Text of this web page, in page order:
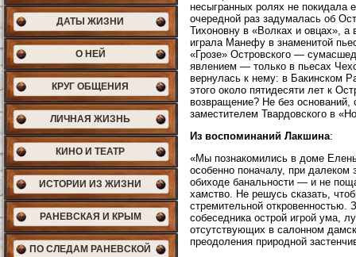
ДАТЫ ЖИЗНИ
О НЕЙ
КРУГ ОБЩЕНИЯ
ЛИЧНАЯ ЖИЗНЬ
КИНО И ТЕАТР
ИСТОРИИ ИЗ ЖИЗНИ
РАНЕВСКАЯ И КРЫМ
ПО СЛЕДАМ РАНЕВСКОЙ
несыгранных ролях не покидала
очередной раз задумалась об
Тихоновну в «Волках и овцах»,
играла Манефу в знаменитой
«Грозе» Островского —
явлением — только в пьесах
вернулась к нему: в Бакинском
этого около пятидесяти лет к
возвращение? Не без
заместителем Твардовского в
Из воспоминаний Лакшина:
«Мы познакомились в доме
особенно поначалу, при
обиходе банальности — и не
хамство. Не решусь сказать,
стремительной откровенностью.
собеседника острой игрой ума,
отсутствующих в салонном
преодоления природной